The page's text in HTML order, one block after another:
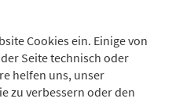
Cookies ein. Einige von
Seite technisch oder
helfen uns, unser
zu verbessern oder den
verbundene Unternehmen
von
Anhang I Abschnitte A und
Europäischen Parlaments und